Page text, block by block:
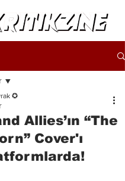
Allies’ın “The
Cover'ı
✪